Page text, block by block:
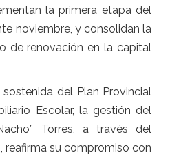
la primera etapa del
noviembre, y consolidan la
de renovación en la capital
del Plan Provincial
Escolar, la gestión del
Torres, a través del
reafirma su compromiso con